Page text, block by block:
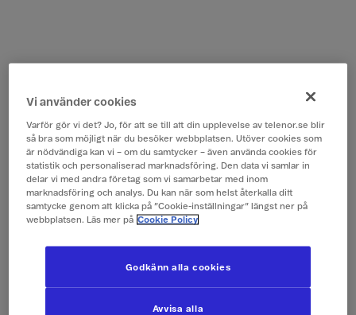
Vi använder cookies
Varför gör vi det? Jo, för att se till att din upplevelse av telenor.se blir
så bra som möjligt när du besöker webbplatsen. Utöver cookies som
är nödvändiga kan vi – om du samtycker – även använda cookies för
statistik och personaliserad marknadsföring. Den data vi samlar in
delar vi med andra företag som vi samarbetar med inom
marknadsföring och analys. Du kan när som helst återkalla ditt
samtycke genom att klicka på ”Cookie-inställningar” längst ner på
webbplatsen. Läs mer på Cookie Policy
Avvisa alla
Godkänn alla cookies